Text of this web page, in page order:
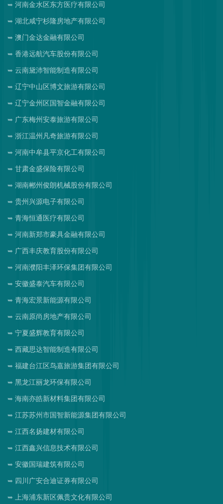
河南金水区东方医疗有限公司
湖北咸宁杉隆房地产有限公司
澳门金达金融有限公司
香港远航汽车股份有限公司
云南黛沛智能制造有限公司
辽宁中山区博文旅游有限公司
辽宁金州区国智金融有限公司
广东梅州安泰旅游有限公司
浙江温州凡奇旅游有限公司
河南中牟县平京化工有限公司
甘肃金盛保险有限公司
湖南郴州俊朗机械股份有限公司
贵州兴源电子有限公司
青海恒通医疗有限公司
河南新郑市豪具金融有限公司
广西丰庆教育股份有限公司
河南濮阳丰泽环保集团有限公司
安徽盛泰汽车有限公司
青海宏景新能源有限公司
云南原尚房地产有限公司
宁夏盛辉教育有限公司
西藏思达智能制造有限公司
福建台江区鸟嘉旅游集团有限公司
黑龙江丽龙环保有限公司
海南亦皓新材料集团有限公司
江苏苏州市国智新能源集团有限公司
江西名扬建材有限公司
江西鑫兴信息技术有限公司
安徽国瑞建筑有限公司
四川广安合迪证券有限公司
上海浦东新区佩贵文化有限公司